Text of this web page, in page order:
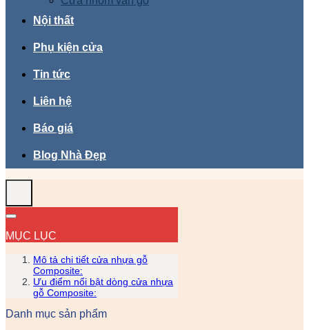
Nội thất
Phụ kiện cửa
Tin tức
Liên hệ
Báo giá
Blog Nhà Đẹp
MỤC LỤC
Mô tả chi tiết cửa nhựa gỗ
Composite:
Ưu điểm nổi bật dòng cửa nhựa
gỗ Composite:
Danh mục sản phẩm